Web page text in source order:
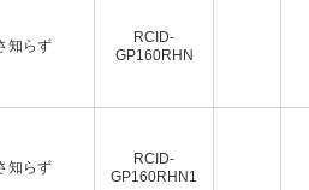
知らず
RCID-
GP160RHN
知らず
RCID-
GP160RHN1